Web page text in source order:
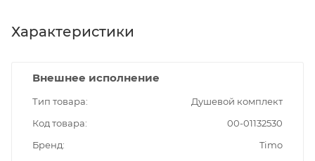
Характеристики
Внешнее исполнение
Тип товара
Душевой комплект
Код товара
00-01132530
Бренд
Timo